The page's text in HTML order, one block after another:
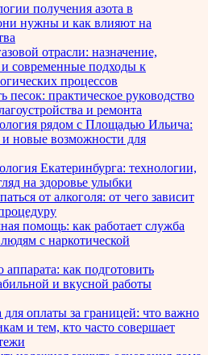
получения азота в
нужны и как влияют на
отрасли: назначение,
современные подходы к
процессов
песок: практическое руководство
и ремонта
рядом с Площадью Ильича:
новые возможности для
Екатеринбурга: технологии,
на здоровье улыбки
от алкоголя: от чего зависит
помощь: как работает служба
с наркотической
аппарата: как подготовить
и вкусной работы
оплаты за границей: что важно
и тем, кто часто совершает